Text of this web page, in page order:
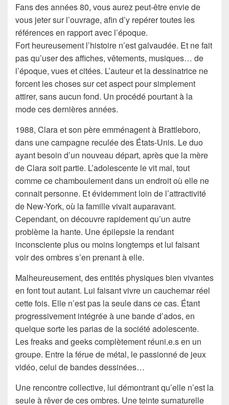
Fans des années 80, vous aurez peut-être envie de
vous jeter sur l’ouvrage, afin d’y repérer toutes les
références en rapport avec l’époque.
Fort heureusement l’histoire n’est galvaudée. Et ne fait
pas qu’user des affiches, vêtements, musiques… de
l’époque, vues et citées. L’auteur et la dessinatrice ne
forcent les choses sur cet aspect pour simplement
attirer, sans aucun fond. Un procédé pourtant à la
mode ces dernières années.
1988, Clara et son père emménagent à Brattleboro,
dans une campagne reculée des États-Unis. Le duo
ayant besoin d’un nouveau départ, après que la mère
de Clara soit partie. L’adolescente le vit mal, tout
comme ce chamboulement dans un endroit où elle ne
connait personne. Et évidemment loin de l’attractivité
de New-York, où la famille vivait auparavant.
Cependant, on découvre rapidement qu’un autre
problème la hante. Une épilepsie la rendant
inconsciente plus ou moins longtemps et lui faisant
voir des ombres s’en prenant à elle.
Malheureusement, des entités physiques bien vivantes
en font tout autant. Lui faisant vivre un cauchemar réel
cette fois. Elle n’est pas la seule dans ce cas. Étant
progressivement intégrée à une bande d’ados, en
quelque sorte les parias de la société adolescente.
Les freaks and geeks complètement réuni.e.s en un
groupe. Entre la férue de métal, le passionné de jeux
vidéo, celui de bandes dessinées…
Une rencontre collective, lui démontrant qu’elle n’est la
seule à rêver de ces ombres. Une teinte surnaturelle